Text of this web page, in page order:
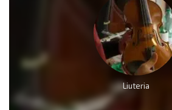
Liuteria